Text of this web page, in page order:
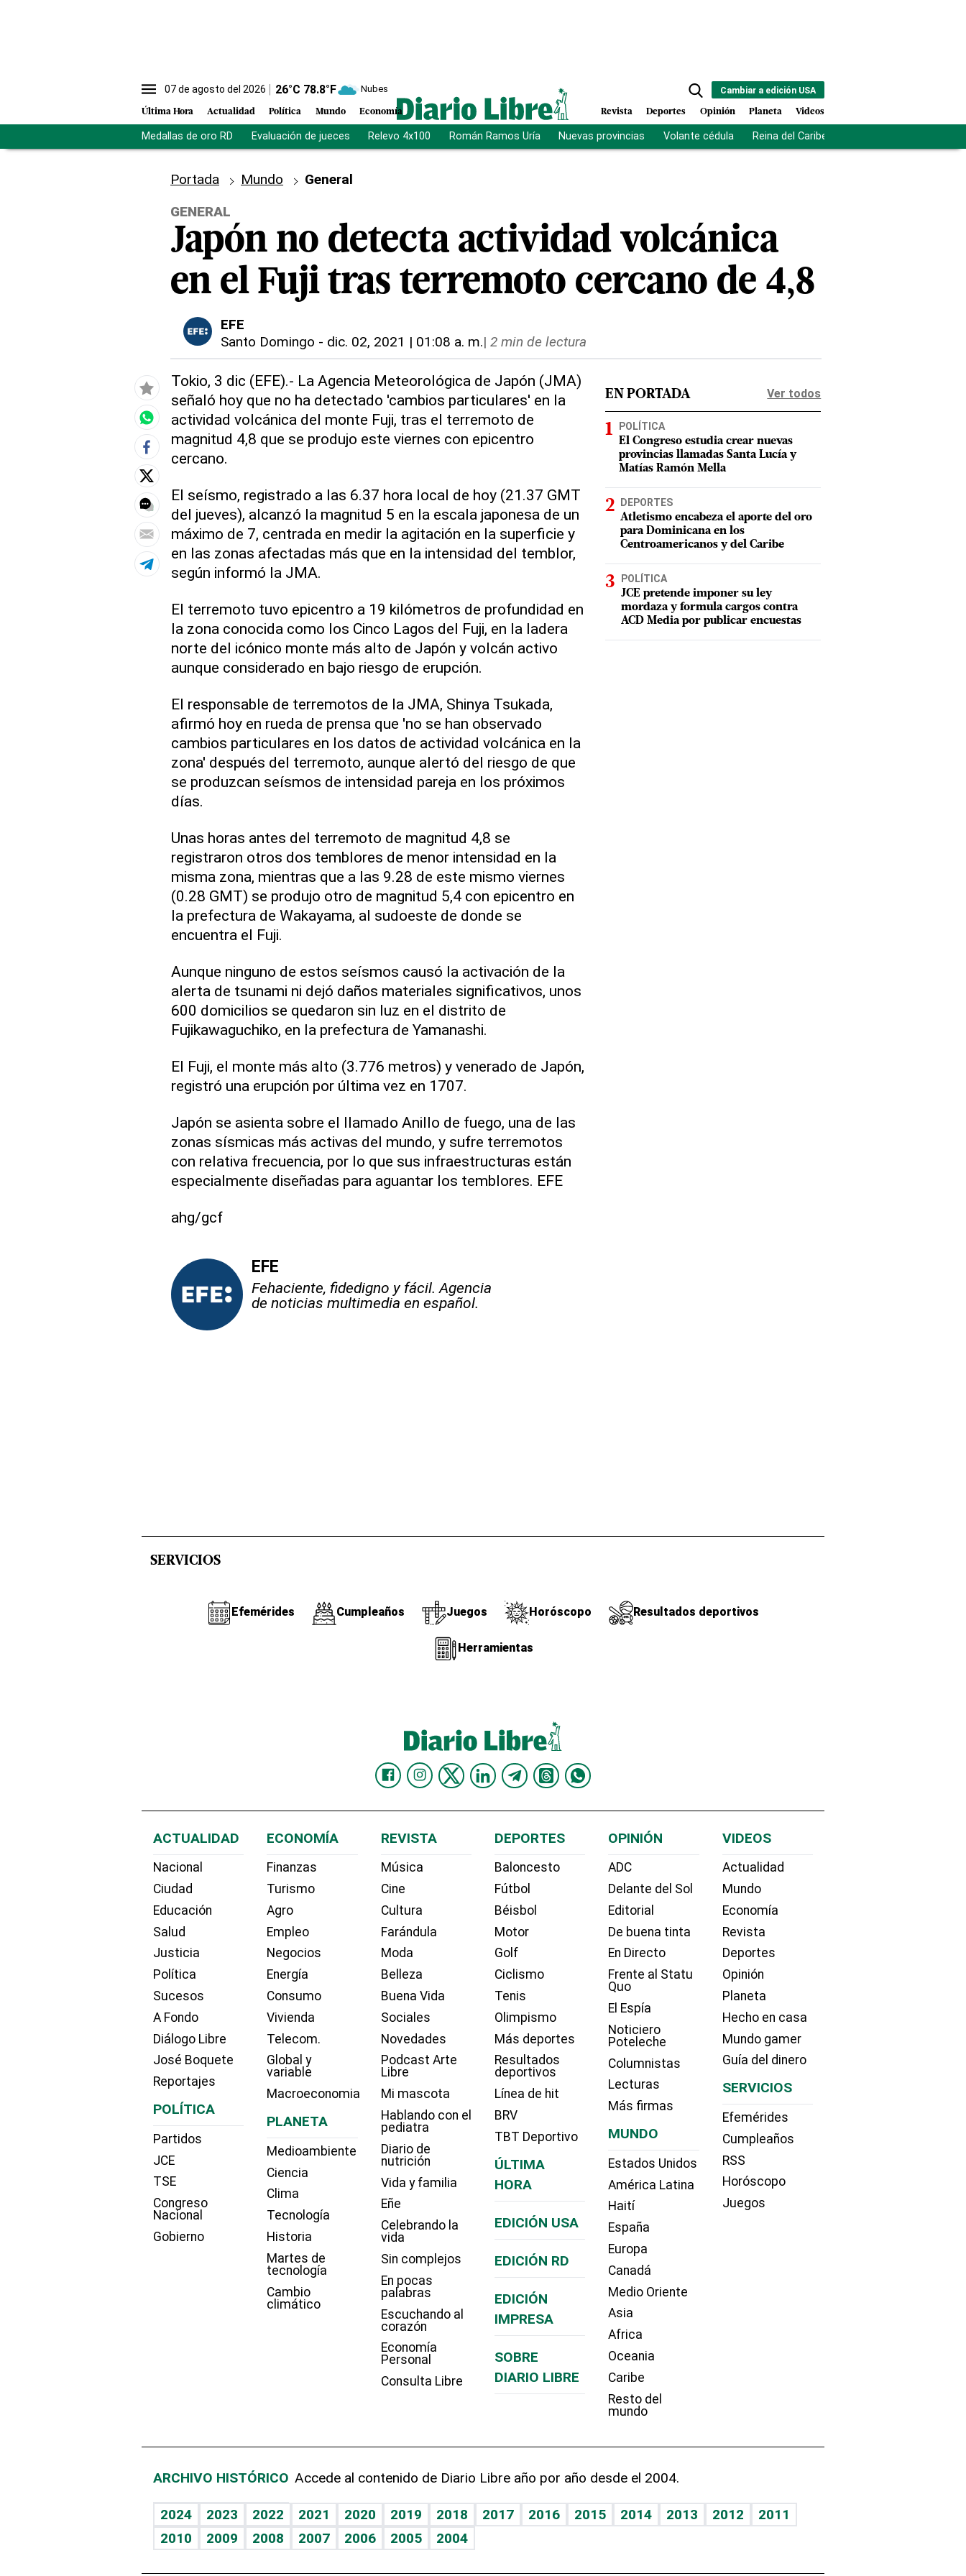
07 de agosto del 2026 26°C 78.8°F Nubes
Última Hora Actualidad Política Mundo Economía
Cambiar a edición USA
Revista Deportes Opinión Planeta Videos
Medallas de oro RD Evaluación de jueces Relevo 4x100 Román Ramos Uría Nuevas provincias Volante cédula Reina del Caribe
Portada Mundo
General
GENERAL
Japón no detecta actividad volcánica
en el Fuji tras terremoto cercano de 4,8
EFE
Santo Domingo - dic. 02, 2021 | 01:08 a. m.| 2 min de lectura
Tokio, 3 dic (EFE).- La Agencia Meteorológica de Japón (JMA)
señaló hoy que no ha detectado 'cambios particulares' en la
actividad volcánica del monte Fuji, tras el terremoto de
magnitud 4,8 que se produjo este viernes con epicentro
cercano.
El seísmo, registrado a las 6.37 hora local de hoy (21.37 GMT
del jueves), alcanzó la magnitud 5 en la escala japonesa de un
máximo de 7, centrada en medir la agitación en la superficie y
en las zonas afectadas más que en la intensidad del temblor,
según informó la JMA.
El terremoto tuvo epicentro a 19 kilómetros de profundidad en
la zona conocida como los Cinco Lagos del Fuji, en la ladera
norte del icónico monte más alto de Japón y volcán activo
aunque considerado en bajo riesgo de erupción.
El responsable de terremotos de la JMA, Shinya Tsukada,
afirmó hoy en rueda de prensa que 'no se han observado
cambios particulares en los datos de actividad volcánica en la
zona' después del terremoto, aunque alertó del riesgo de que
se produzcan seísmos de intensidad pareja en los próximos
días.
Unas horas antes del terremoto de magnitud 4,8 se
registraron otros dos temblores de menor intensidad en la
misma zona, mientras que a las 9.28 de este mismo viernes
(0.28 GMT) se produjo otro de magnitud 5,4 con epicentro en
la prefectura de Wakayama, al sudoeste de donde se
encuentra el Fuji.
Aunque ninguno de estos seísmos causó la activación de la
alerta de tsunami ni dejó daños materiales significativos, unos
600 domicilios se quedaron sin luz en el distrito de
Fujikawaguchiko, en la prefectura de Yamanashi.
El Fuji, el monte más alto (3.776 metros) y venerado de Japón,
registró una erupción por última vez en 1707.
Japón se asienta sobre el llamado Anillo de fuego, una de las
zonas sísmicas más activas del mundo, y sufre terremotos
con relativa frecuencia, por lo que sus infraestructuras están
especialmente diseñadas para aguantar los temblores. EFE
ahg/gcf
EFE
Fehaciente, fidedigno y fácil. Agencia
de noticias multimedia en español.
EN PORTADA Ver todos
POLÍTICA
El Congreso estudia crear nuevas
provincias llamadas Santa Lucía y
Matías Ramón Mella
DEPORTES
Atletismo encabeza el aporte del oro
para Dominicana en los
Centroamericanos y del Caribe
POLÍTICA
JCE pretende imponer su ley
mordaza y formula cargos contra
ACD Media por publicar encuestas
SERVICIOS
Efemérides Cumpleaños Juegos Horóscopo Resultados deportivos
Herramientas
ACTUALIDAD
Nacional
Ciudad
Educación
Salud
Justicia
Política
Sucesos
A Fondo
Diálogo Libre
José Boquete
Reportajes
POLÍTICA
Partidos
JCE
TSE
Congreso
Nacional
Gobierno
ECONOMÍA
Finanzas
Turismo
Agro
Empleo
Negocios
Energía
Consumo
Vivienda
Telecom.
Global y
variable
Macroeconomia
PLANETA
Medioambiente
Ciencia
Clima
Tecnología
Historia
Martes de
tecnología
Cambio
climático
REVISTA
Música
Cine
Cultura
Farándula
Moda
Belleza
Buena Vida
Sociales
Novedades
Podcast Arte
Libre
Mi mascota
Hablando con el
pediatra
Diario de
nutrición
Vida y familia
Eñe
Celebrando la
vida
Sin complejos
En pocas
palabras
Escuchando al
corazón
Economía
Personal
Consulta Libre
DEPORTES
Baloncesto
Fútbol
Béisbol
Motor
Golf
Ciclismo
Tenis
Olimpismo
Más deportes
Resultados
deportivos
Línea de hit
BRV
TBT Deportivo
ÚLTIMA
HORA
EDICIÓN USA
EDICIÓN RD
EDICIÓN
IMPRESA
SOBRE
DIARIO LIBRE
OPINIÓN
ADC
Delante del Sol
Editorial
De buena tinta
En Directo
Frente al Statu
Quo
El Espía
Noticiero
Poteleche
Columnistas
Lecturas
Más firmas
MUNDO
Estados Unidos
América Latina
Haití
España
Europa
Canadá
Medio Oriente
Asia
Africa
Oceania
Caribe
Resto del
mundo
VIDEOS
Actualidad
Mundo
Economía
Revista
Deportes
Opinión
Planeta
Hecho en casa
Mundo gamer
Guía del dinero
SERVICIOS
Efemérides
Cumpleaños
RSS
Horóscopo
Juegos
ARCHIVO HISTÓRICO Accede al contenido de Diario Libre año por año desde el 2004.
2024 2023 2022 2021 2020 2019 2018 2017 2016 2015 2014 2013 2012
2011
2010
2009 2008 2007 2006 2005 2004